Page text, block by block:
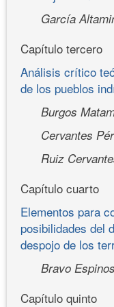
García
Capítulo tercero
Análisis crítico
de los pueblos
Burgos
Cervantes
Ruiz
Capítulo cuarto
Elementos para
posibilidades del
despojo de los
Bravo
Capítulo quinto